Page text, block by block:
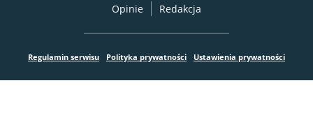
Opinie
Redakcja
Regulamin serwisu Polityka prywatności Ustawienia prywatności